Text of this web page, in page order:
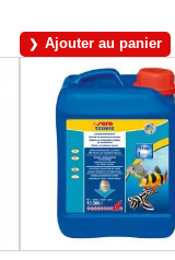
Ajouter au panier